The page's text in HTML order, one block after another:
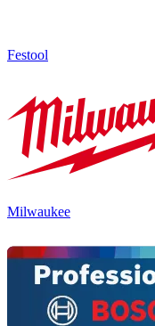
Festool
Milwaukee